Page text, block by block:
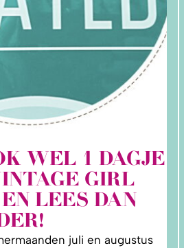
WEL 1 DAGJE
GIRL
LEES DAN
juli en augustus
LEER IK
PATRONEN
OP MAAT
MAKEN?